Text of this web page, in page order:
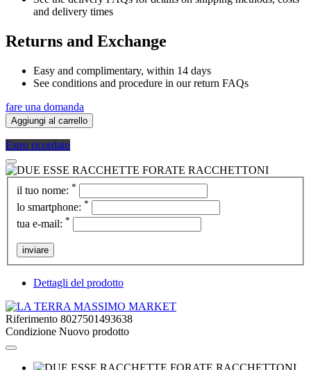
and delivery times
Returns and Exchange
Easy and complimentary, within 14 days
See conditions and procedure in our return FAQs
fare una domanda
Aggiungi al carrello
Estro ricordato
il tuo nome: *
lo smartphone: *
tua e-mail: *
inviare
Dettagli del prodotto
Riferimento 8027501493638
Condizione Nuovo prodotto